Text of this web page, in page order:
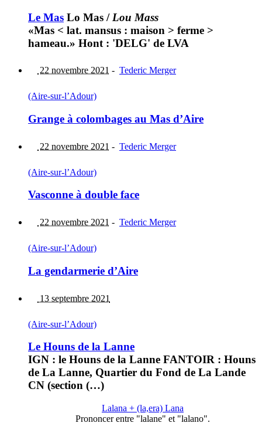
Le Mas Lo Mas / Lou Mass
«Mas < lat. mansus : maison > ferme >
hameau.» Hont : 'DELG' de LVA
22 novembre 2021 - Tederic Merger
(Aire-sur-l’Adour)
Grange à colombages au Mas d’Aire
22 novembre 2021 - Tederic Merger
(Aire-sur-l’Adour)
Vasconne à double face
22 novembre 2021 - Tederic Merger
(Aire-sur-l’Adour)
La gendarmerie d’Aire
13 septembre 2021
(Aire-sur-l’Adour)
Le Houns de la Lanne
IGN : le Houns de la Lanne FANTOIR : Houns
de La Lanne, Quartier du Fond de La Lande
CN (section (…)
Lalana + (la,era) Lana
Prononcer entre "lalane" et "lalano".